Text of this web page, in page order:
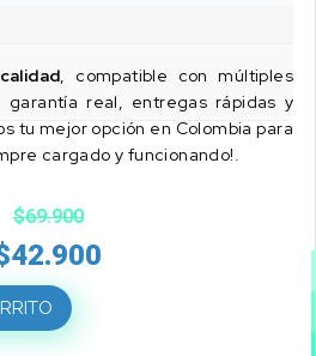
, compatible con múltiples
garantía real, entregas rápidas y
tu mejor opción en Colombia para
cargado y funcionando!.
$69.900
42.900